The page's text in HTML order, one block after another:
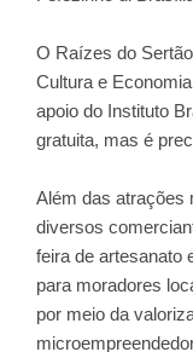
O Raízes do
Cultura e
apoio do Instituto
gratuita, mas é
Além das atrações
diversos
feira de artesanato
para moradores
por meio da